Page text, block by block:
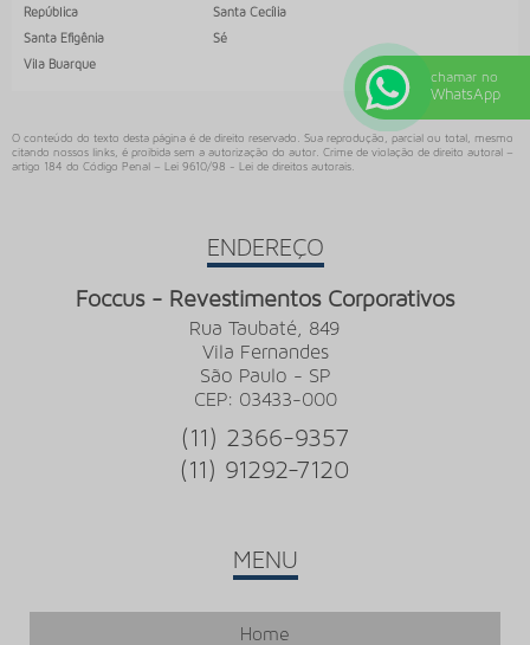
DISTRIBUIDOR DE PISO VINILICO
DISTRIBUIDOR DE PISOS VINILICOS TARKETT
FORBO CARPETE
FORNECEDOR DE PISO VINILICO
ONDE COMPRAR PISO VINILICO EM MANTA
ONDE COMPRAR PISO VINILICO TARKETT
ORÇAMENTO PARA INSTALAÇÃO DE CARPETE
PISO HOSPITALAR VINILICO
República
Santa Cecília
Santa Efigênia
Sé
Vila Buarque
O conteúdo do texto desta página é de direito reservado. Sua reprodução, parcial ou total, mesmo
citando nossos links, é proibida sem a autorização do autor. Crime de violação de direito autoral –
artigo 184 do Código Penal –
Lei 9610/98 - Lei de direitos autorais
ENDEREÇO
Foccus - Revestimentos Corporativos
Rua Taubaté, 849
Vila Fernandes
São Paulo - SP
CEP: 03433-000
(11) 2366-9357
(11) 91292-7120
MENU
Home
chamar no
WhatsApp